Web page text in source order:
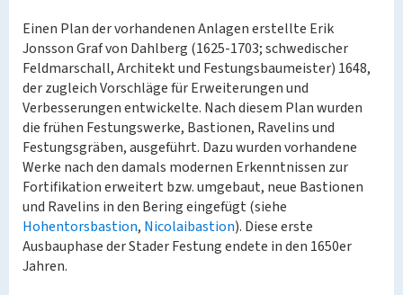
Einen Plan der vorhandenen Anlagen erstellte Erik
Jonsson Graf von Dahlberg (1625-1703; schwedischer
Feldmarschall, Architekt und Festungsbaumeister) 1648,
der zugleich Vorschläge für Erweiterungen und
Verbesserungen entwickelte. Nach diesem Plan wurden
die frühen Festungswerke, Bastionen, Ravelins und
Festungsgräben, ausgeführt. Dazu wurden vorhandene
Werke nach den damals modernen Erkenntnissen zur
Fortifikation erweitert bzw. umgebaut, neue Bastionen
und Ravelins in den Bering eingefügt (siehe
Hohentorsbastion, Nicolaibastion). Diese erste
Ausbauphase der Stader Festung endete in den 1650er
Jahren.